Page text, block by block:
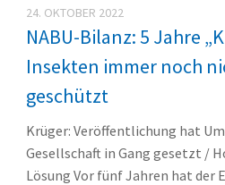
24. OKTOBER 2022
NABU-Bilanz: 5 Jahre
Insekten immer noch
geschützt
Krüger: Veröffentlichung hat
Gesellschaft in Gang gesetzt /
Lösung Vor fünf Jahren hat der